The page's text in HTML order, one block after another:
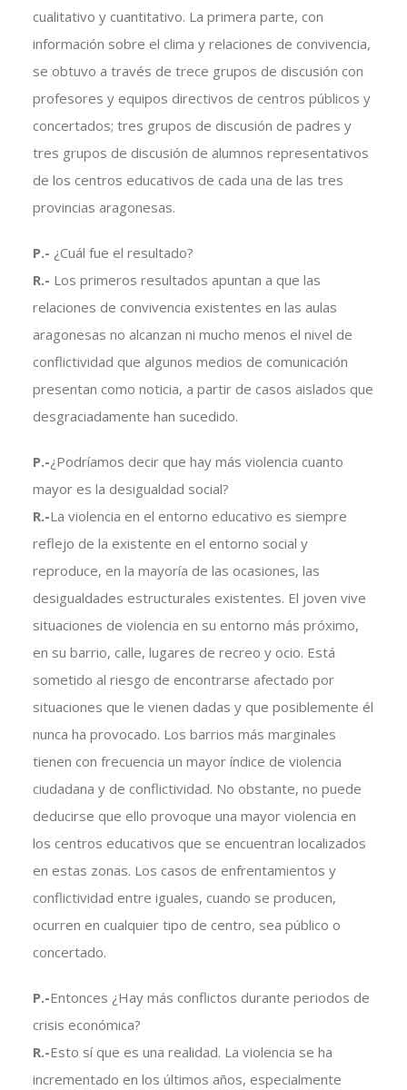
cualitativo y cuantitativo. La primera parte, con
información sobre el clima y relaciones de convivencia,
se obtuvo a través de trece grupos de discusión con
profesores y equipos directivos de centros públicos y
concertados; tres grupos de discusión de padres y
tres grupos de discusión de alumnos representativos
de los centros educativos de cada una de las tres
provincias aragonesas.
P.- ¿Cuál fue el resultado?
R.- Los primeros resultados apuntan a que las
relaciones de convivencia existentes en las aulas
aragonesas no alcanzan ni mucho menos el nivel de
conflictividad que algunos medios de comunicación
presentan como noticia, a partir de casos aislados que
desgraciadamente han sucedido.
P.-¿Podríamos decir que hay más violencia cuanto
mayor es la desigualdad social?
R.-La violencia en el entorno educativo es siempre
reflejo de la existente en el entorno social y
reproduce, en la mayoría de las ocasiones, las
desigualdades estructurales existentes. El joven vive
situaciones de violencia en su entorno más próximo,
en su barrio, calle, lugares de recreo y ocio. Está
sometido al riesgo de encontrarse afectado por
situaciones que le vienen dadas y que posiblemente él
nunca ha provocado. Los barrios más marginales
tienen con frecuencia un mayor índice de violencia
ciudadana y de conflictividad. No obstante, no puede
deducirse que ello provoque una mayor violencia en
los centros educativos que se encuentran localizados
en estas zonas. Los casos de enfrentamientos y
conflictividad entre iguales, cuando se producen,
ocurren en cualquier tipo de centro, sea público o
concertado.
P.-Entonces ¿Hay más conflictos durante periodos de
crisis económica?
R.-Esto sí que es una realidad. La violencia se ha
incrementado en los últimos años, especialmente